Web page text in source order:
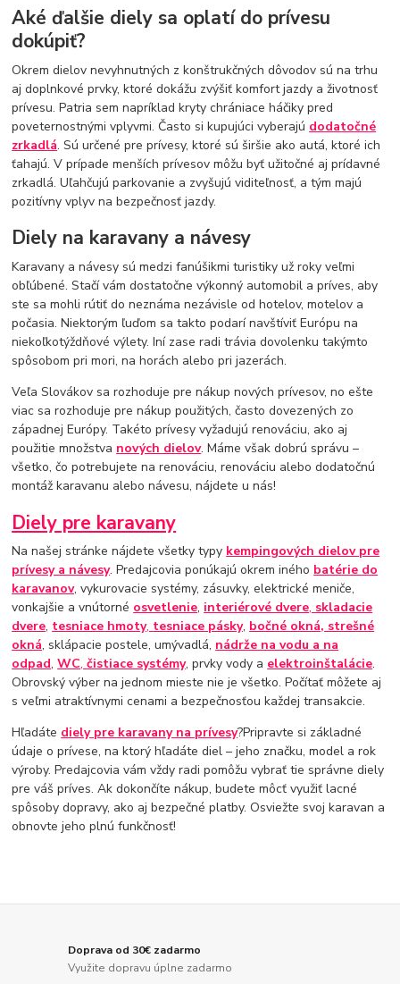
Aké ďalšie diely sa oplatí do prívesu
dokúpiť?
Okrem dielov nevyhnutných z konštrukčných dôvodov sú na trhu
aj doplnkové prvky, ktoré dokážu zvýšiť komfort jazdy a životnosť
prívesu. Patria sem napríklad kryty chrániace háčiky pred
poveternostnými vplyvmi. Často si kupujúci vyberajú dodatočné
zrkadlá. Sú určené pre prívesy, ktoré sú širšie ako autá, ktoré ich
ťahajú. V prípade menších prívesov môžu byť užitočné aj prídavné
zrkadlá. Uľahčujú parkovanie a zvyšujú viditeľnosť, a tým majú
pozitívny vplyv na bezpečnosť jazdy.
Diely na karavany a návesy
Karavany a návesy sú medzi fanúšikmi turistiky už roky veľmi
obľúbené. Stačí vám dostatočne výkonný automobil a príves, aby
ste sa mohli rútiť do neznáma nezávisle od hotelov, motelov a
počasia. Niektorým ľuďom sa takto podarí navštíviť Európu na
niekoľkotýždňové výlety. Iní zase radi trávia dovolenku takýmto
spôsobom pri mori, na horách alebo pri jazerách.
Veľa Slovákov sa rozhoduje pre nákup nových prívesov, no ešte
viac sa rozhoduje pre nákup použitých, často dovezených zo
západnej Európy. Takéto prívesy vyžadujú renováciu, ako aj
použitie množstva nových dielov. Máme však dobrú správu –
všetko, čo potrebujete na renováciu, renováciu alebo dodatočnú
montáž karavanu alebo návesu, nájdete u nás!
Diely pre karavany
Na našej stránke nájdete všetky typy kempingových dielov pre
prívesy a návesy. Predajcovia ponúkajú okrem iného batérie do
karavanov, vykurovacie systémy, zásuvky, elektrické meniče,
vonkajšie a vnútorné osvetlenie, interiérové ​​dvere, skladacie
dvere, tesniace hmoty, tesniace pásky, bočné okná, strešné
okná, sklápacie postele, umývadlá, nádrže na vodu a na
odpad,WC,čistiace systémy, prvky vody a elektroinštalácie.
Obrovský výber na jednom mieste nie je všetko. Počítať môžete aj
s veľmi atraktívnymi cenami a bezpečnosťou každej transakcie.
Hľadáte diely pre karavany na prívesy?Pripravte si základné
údaje o prívese, na ktorý hľadáte diel – jeho značku, model a rok
výroby. Predajcovia vám vždy radi pomôžu vybrať tie správne diely
pre váš príves. Ak dokončíte nákup, budete môcť využiť lacné
spôsoby dopravy, ako aj bezpečné platby. Osviežte svoj karavan a
obnovte jeho plnú funkčnosť!
Doprava od 30€ zadarmo
Využite dopravu úplne zadarmo